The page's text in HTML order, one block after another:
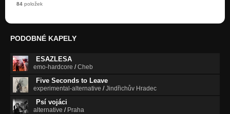
84 položek
PODOBNÉ KAPELY
ESAZLESA
emo-hardcore /Cheb
Five Seconds to Leave
experimental-alternative /Jindřichův Hradec
Psí vojáci
alternative / Praha